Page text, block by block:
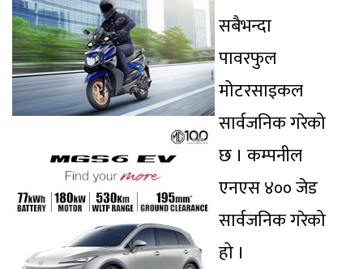
सबैभन्दा
पावरफुल
मोटरसाइकल
सार्वजनिक गरेको
छ । कम्पनील
एनएस ४०० जेड
सार्वजनिक गरेको
हो ।